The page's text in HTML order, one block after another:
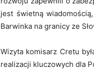
jest świetną
Barwinka na granicy ze
Wizyta komisarz Cretu
realizacji kluczowych dla